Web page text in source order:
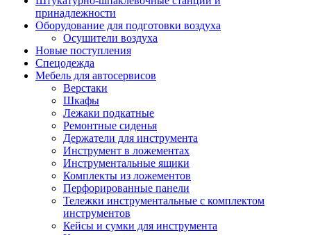
принадлежности
Оборудование для подготовки воздуха
Осушители воздуха
Новые поступления
Спецодежда
Мебель для автосервисов
Верстаки
Шкафы
Лежаки подкатные
Ремонтные сиденья
Держатели для инструмента
Инструмент в ложементах
Инструментальные ящики
Комплекты из ложементов
Перфорированные панели
Тележки инструментальные с комплектом
инструментов
Кейсы и сумки для инструмента